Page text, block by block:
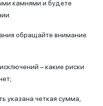
камнями и будете
обращайте внимание
– какие риски
указана четкая сумма,